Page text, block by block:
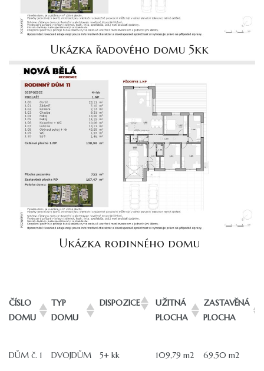
Ukázka řadového domu 5kk
Ukázka rodinného domu
ČÍSLO
DOMU
TYP
DOMU
DISPOZICE
UŽITNÁ
PLOCHA
ZASTAVĚNÁ
PLOCHA
ČÍSLO
TYP
DISPOZICE
UŽITNÁ
ZASTAVĚNÁ
DŮM č. 1 DVOJDŮM 5+ kk 109,79 m2 69,50 m2